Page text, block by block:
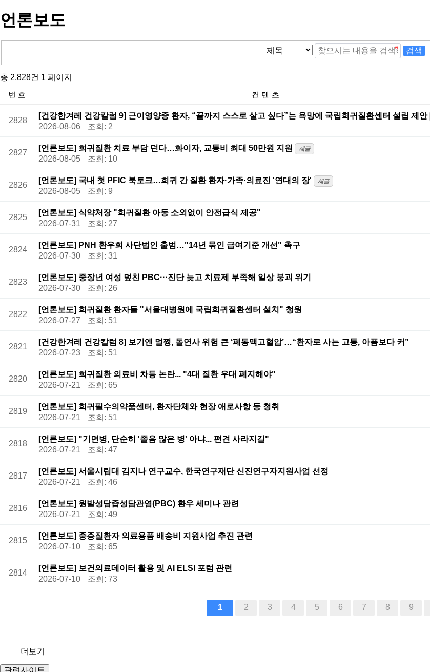
언론보도
총 2,828건 1 페이지
번호
컨텐츠
2828
[건강한겨레 건강칼럼 9] 근이영양증 환자, “끝까지 스스로 살고 싶다”는 욕망에 국립희귀질환센터 설립 제안
2026-08-06 조회: 2
2827
[언론보도] 희귀질환 치료 부담 던다…화이자, 교통비 최대 50만원 지원 새글
2026-08-05 조회: 10
2826
[언론보도] 국내 첫 PFIC 북토크…희귀 간 질환 환자·가족·의료진 '연대의 장' 새글
2026-08-05 조회: 9
2825
[언론보도] 식약처장 "희귀질환 아동 소외없이 안전급식 제공"
2026-07-31
조회: 27
2824
[언론보도] PNH 환우회 사단법인 출범…"14년 묶인 급여기준 개선" 촉구
2026-07-30
조회: 31
2823
[언론보도] 중장년 여성 덮친 PBC···진단 늦고 치료제 부족해 일상 붕괴 위기
2026-07-30
조회: 26
2822
[언론보도] 희귀질환 환자들 "서울대병원에 국립희귀질환센터 설치" 청원
2026-07-27
조회: 51
2821
[건강한겨레 건강칼럼 8] 보기엔 멀쩡, 돌연사 위험 큰 ‘폐동맥고혈압’…“환자로 사는 고통, 아픔보다 커”
2026-07-23
조회: 51
2820
[언론보도] 희귀질환 의료비 차등 논란... "4대 질환 우대 폐지해야"
2026-07-21
조회: 65
2819
[언론보도] 희귀필수의약품센터, 환자단체와 현장 애로사항 등 청취
2026-07-21
조회: 51
2818
[언론보도] "기면병, 단순히 '졸음 많은 병' 아냐... 편견 사라지길"
2026-07-21
조회: 47
2817
[언론보도] 서울시립대 김지나 연구교수, 한국연구재단 신진연구자지원사업 선정
2026-07-21
조회: 46
2816
[언론보도] 원발성담즙성담관염(PBC) 환우 세미나 관련
2026-07-21
조회: 49
2815
[언론보도] 중증질환자 의료용품 배송비 지원사업 추진 관련
2026-07-10
조회: 65
2814
[언론보도] 보건의료데이터 활용 및 AI ELSI 포럼 관련
2026-07-10
조회: 73
1 2 3 4 5 6 7 8 9
맨끝
더보기